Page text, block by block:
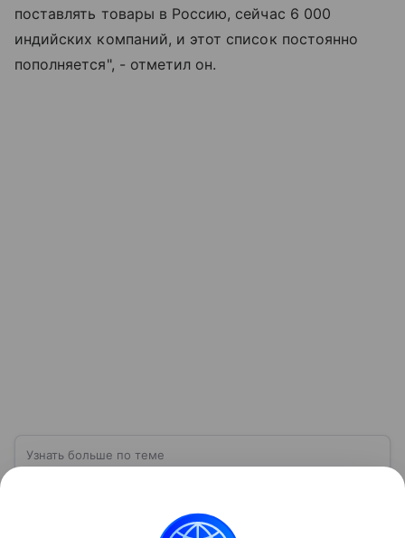
поставлять товары в Россию, сейчас 6 000
индийских компаний, и этот список постоянно
пополняется", - отметил он.
Узнать больше по теме
Один из крупнейших и старейших фининститутов